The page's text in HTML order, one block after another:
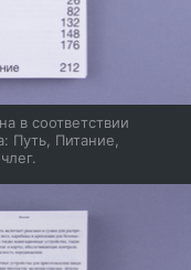
в соответствии
Путь, Питание,